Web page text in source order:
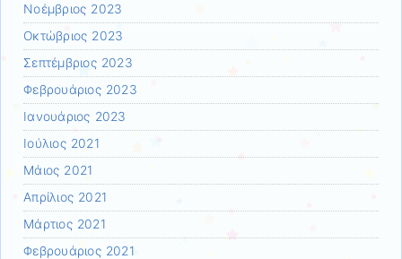
Νοέμβριος 2023
Οκτώβριος 2023
Σεπτέμβριος 2023
Φεβρουάριος 2023
Ιανουάριος 2023
Ιούλιος 2021
Μάιος 2021
Απρίλιος 2021
Μάρτιος 2021
Φεβρουάριος 2021